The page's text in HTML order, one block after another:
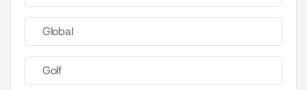
Global
Golf